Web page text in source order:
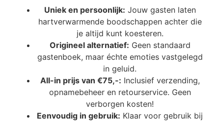
Uniek en persoonlijk: Jouw gasten laten
hartverwarmende boodschappen achter die
je altijd kunt koesteren.
Origineel alternatief: Geen standaard
gastenboek, maar échte emoties vastgelegd
in geluid.
All-in prijs van €75,-: Inclusief verzending,
opnamebeheer en retourservice. Geen
verborgen kosten!
Eenvoudig in gebruik: Klaar voor gebruik bij